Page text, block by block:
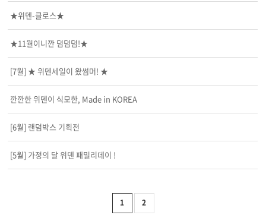
★위덴-클로스★
★11월이니깐 덤덤덤!★
[7월] ★ 위덴세일이 왔썸머! ★
깐깐한 위덴이 식모한, Made in KOREA
[6월] 랜덤박스 기획전
[5월] 가정의 달 위덴 패밀리데이 !
1 2